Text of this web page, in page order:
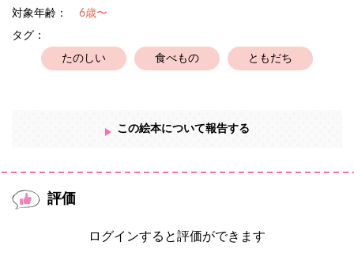
対象年齢：
6歳〜
タグ：
たのしい 食べもの ともだち
この絵本について報告する
評価
ログインすると評価ができます